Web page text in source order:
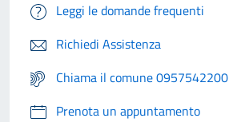
Leggi le domande frequenti
Richiedi Assistenza
Chiama il comune 0957542200
Prenota un appuntamento